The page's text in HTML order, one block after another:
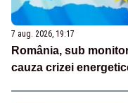
7 aug. 2026, 19:17
România, sub
cauza crizei